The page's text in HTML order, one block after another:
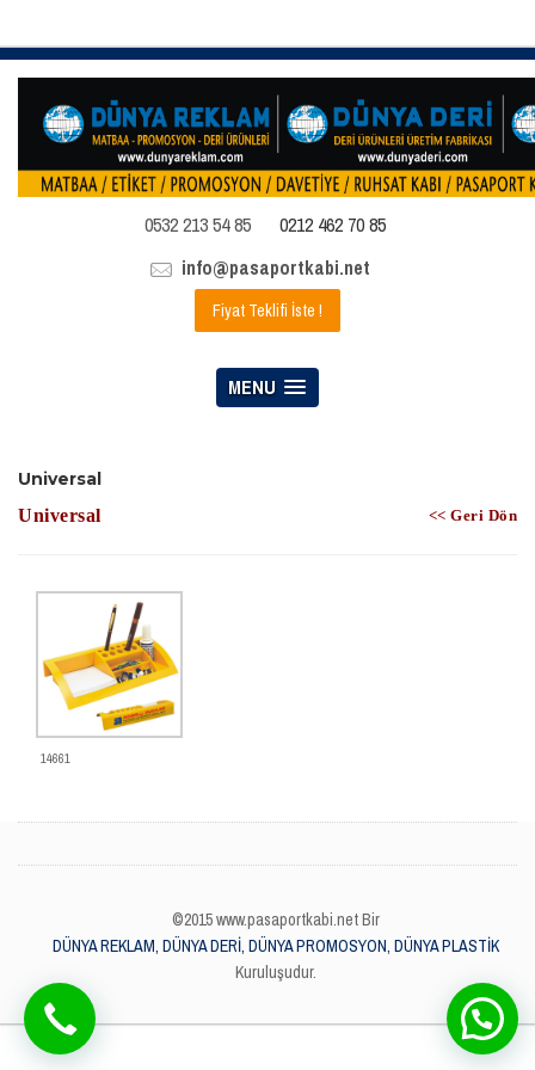
0532 213 54 85
0212 462 70 85
info@pasaportkabi.net
Fiyat Teklifi İste !
MENU
Universal
Universal << Geri Dön
14661
©2015 www.pasaportkabi.net Bir
DÜNYA REKLAM, DÜNYA DERİ, DÜNYA PROMOSYON, DÜNYA PLASTİK
Kuruluşudur.